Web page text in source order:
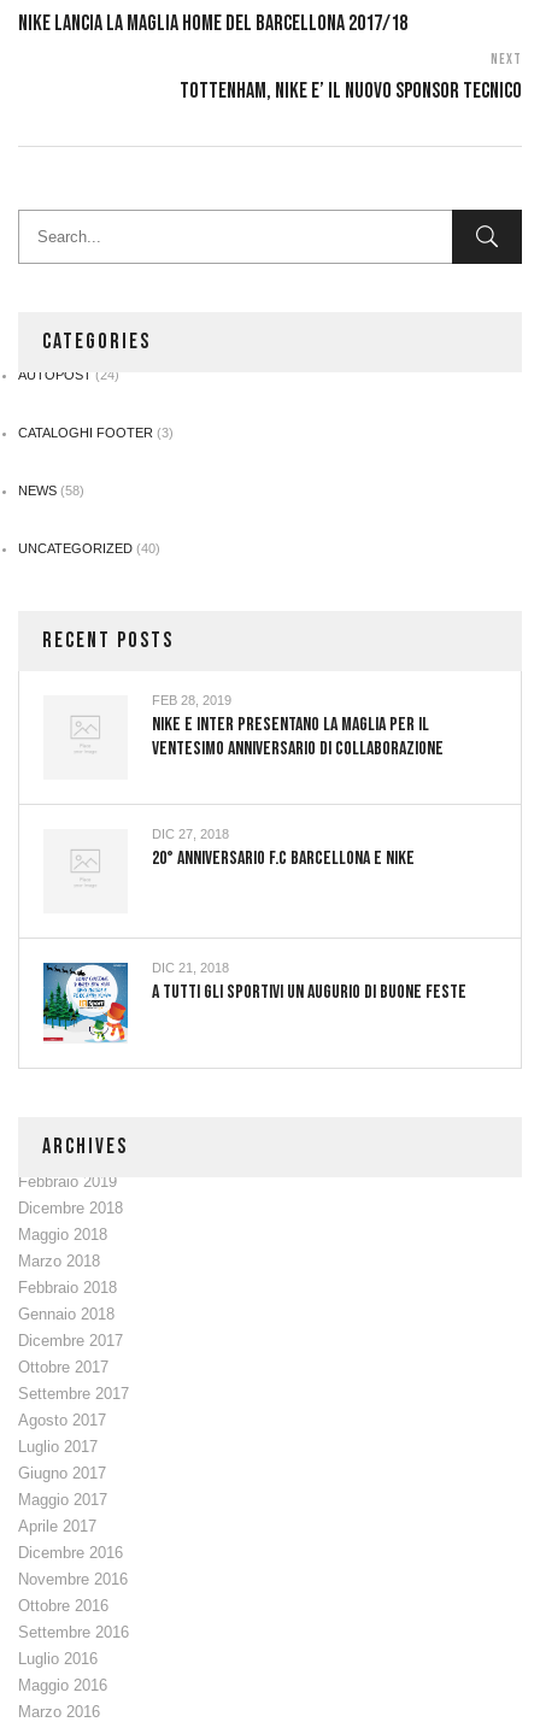
CATEGORIES
AUTOPOST (24)
CATALOGHI FOOTER (3)
NEWS (58)
UNCATEGORIZED (40)
RECENT POSTS
FEB 28, 2019
NIKE E INTER PRESENTANO LA MAGLIA PER IL
VENTESIMO ANNIVERSARIO DI COLLABORAZIONE
DIC 27, 2018
20° Anniversario F.C Barcellona E Nike
DIC 21, 2018
A TUTTI GLI SPORTIVI UN AUGURIO DI BUONE FESTE
ARCHIVES
Febbraio 2019
Dicembre 2018
Maggio 2018
Marzo 2018
Febbraio 2018
Gennaio 2018
Dicembre 2017
Ottobre 2017
Settembre 2017
Agosto 2017
Luglio 2017
Giugno 2017
Maggio 2017
Aprile 2017
Dicembre 2016
Novembre 2016
Ottobre 2016
Settembre 2016
Luglio 2016
Maggio 2016
Marzo 2016
NIKE LANCIA LA MAGLIA HOME DEL BARCELLONA 2017/18
Next
TOTTENHAM, NIKE E’ IL NUOVO SPONSOR TECNICO